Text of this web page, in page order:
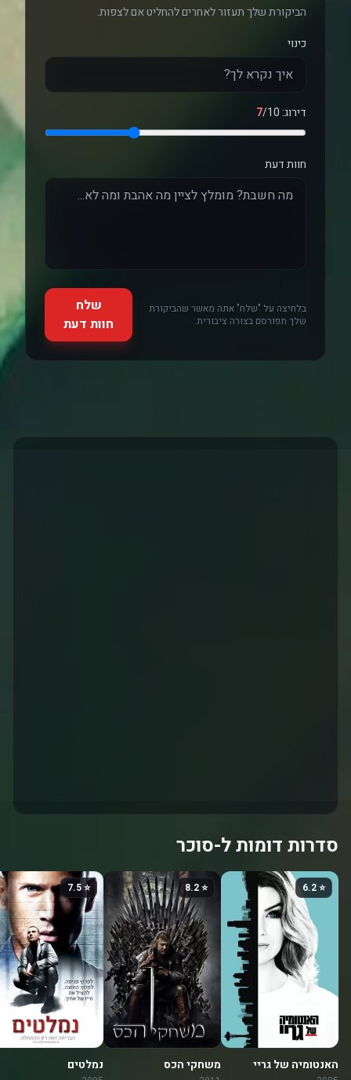
הביקורת שלך תעזור לאחרים להחליט אם לצפות.
כינוי
דירוג: 7/10
חוות דעת
בלחיצה על "שלח" אתה מאשר שהביקורת
שלך תפורסם בצורה ציבורית.
שלח
חוות דעת
סדרות דומות ל-סוכר
⭐ 6.2
האנטומיה של גריי
⭐ 8.2
משחקי הכס
⭐ 7.5
נמלטים